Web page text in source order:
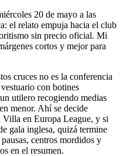
20 de mayo a las
el relato empuja hacia el club
sin precio oficial. Mi
cortos y mejor para
cruces no es la conferencia
con botines
utilero recogiendo medias
menor. Ahí se decide
Villa en Europa League, y si
gala inglesa, quizá termine
centros mordidos y
en el resumen.